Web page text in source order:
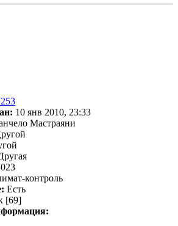
10 янв 2010, 23:33
Мастраяни
контроль
Есть
[69]